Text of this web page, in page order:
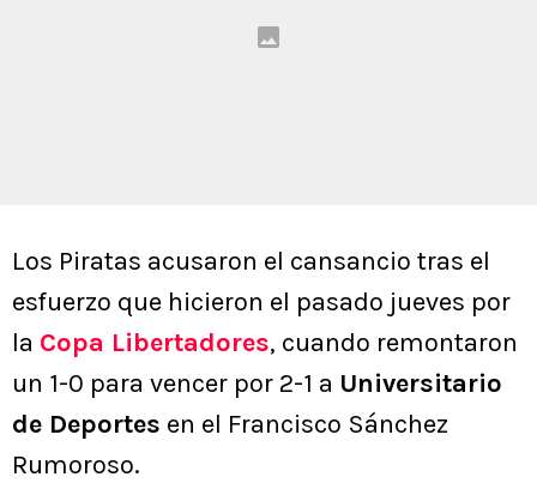
Los Piratas acusaron el cansancio tras el
esfuerzo que hicieron el pasado jueves por
la Copa Libertadores, cuando remontaron
un 1-0 para vencer por 2-1 a Universitario
de Deportes en el Francisco Sánchez
Rumoroso.